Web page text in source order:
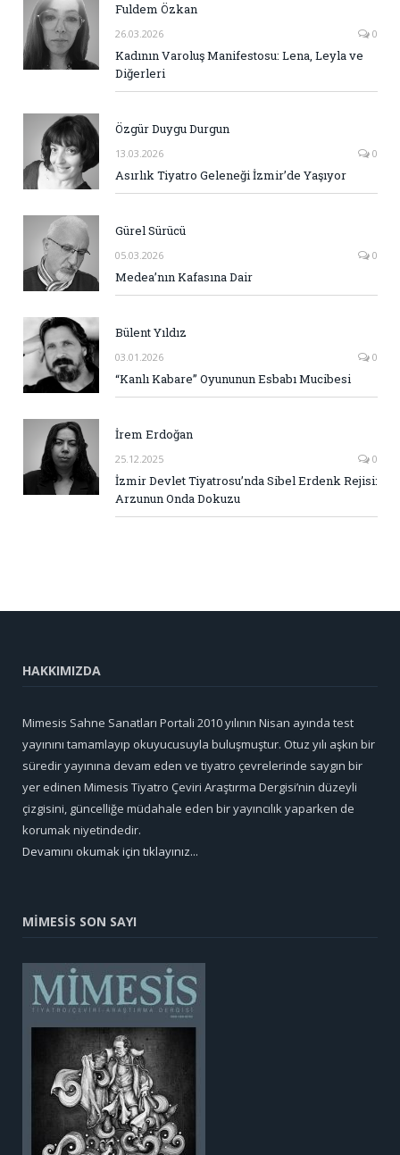
Fuldem Özkan
26.03.2026 0
Kadının Varoluş Manifestosu: Lena, Leyla ve
Diğerleri
Özgür Duygu Durgun
13.03.2026 0
Asırlık Tiyatro Geleneği İzmir’de Yaşıyor
Gürel Sürücü
05.03.2026 0
Medea’nın Kafasına Dair
Bülent Yıldız
03.01.2026 0
“Kanlı Kabare” Oyununun Esbabı Mucibesi
İrem Erdoğan
25.12.2025 0
İzmir Devlet Tiyatrosu’nda Sibel Erdenk Rejisi:
Arzunun Onda Dokuzu
HAKKIMIZDA
Mimesis Sahne Sanatları Portali 2010 yılının Nisan ayında test
yayınını tamamlayıp okuyucusuyla buluşmuştur. Otuz yılı aşkın bir
süredir yayınına devam eden ve tiyatro çevrelerinde saygın bir
yer edinen Mimesis Tiyatro Çeviri Araştırma Dergisi’nin düzeyli
çizgisini, güncelliğe müdahale eden bir yayıncılık yaparken de
korumak niyetindedir.
Devamını okumak için tıklayınız...
MİMESİS SON SAYI